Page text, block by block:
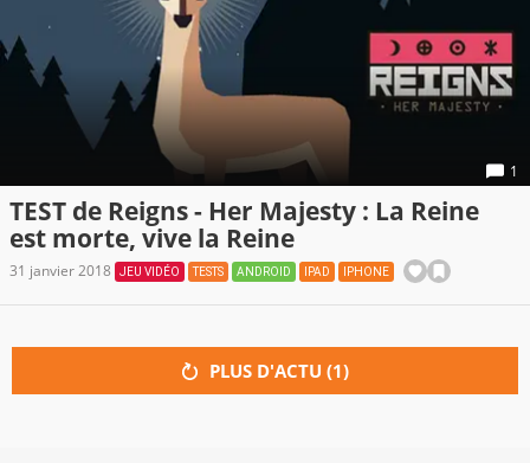
1
TEST de Reigns - Her Majesty : La Reine
est morte, vive la Reine
31 janvier 2018 JEU VIDÉO TESTS ANDROID IPAD IPHONE
PLUS D'ACTU (1)